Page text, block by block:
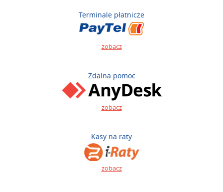
Terminale płatnicze
zobacz
Zdalna pomoc
zobacz
Kasy na raty
zobacz